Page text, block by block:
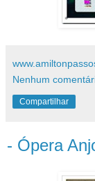
Nenhum
Compartilhar
- Ópera